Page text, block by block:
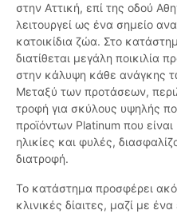
στην Αττική, επί της οδού
λειτουργεί ως ένα σημείο
κατοικίδια ζώα. Στο
διατίθεται μεγάλη ποικιλία
στην κάλυψη κάθε ανάγκης
Μεταξύ των προτάσεων,
τροφή για σκύλους υψηλής
προϊόντων Platinum που
ηλικίες και φυλές,
διατροφή.
Το κατάστημα προσφέρει
κλινικές δίαιτες, μαζί με